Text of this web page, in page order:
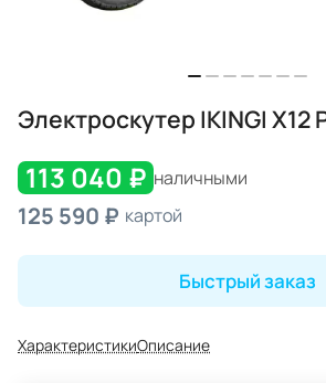
Электроскутер IKINGI X12
113 040 ₽ наличными
125 590 ₽ картой
Быстрый заказ
ХарактеристикиОписание